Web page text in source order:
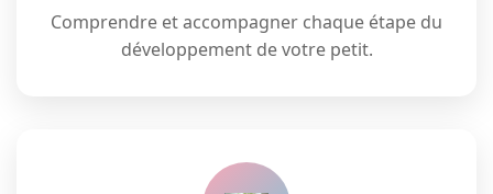
Comprendre et accompagner chaque étape du
développement de votre petit.